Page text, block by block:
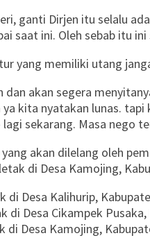
ganti Dirjen itu selalu
saat ini. Oleh sebab itu
yang memiliki utang
akan segera
kita nyatakan lunas.
sekarang. Masa nego
akan dilelang oleh
di Desa Kamojing,
di Desa Kalihurip,
di Desa Cikampek
di Desa Kamojing,